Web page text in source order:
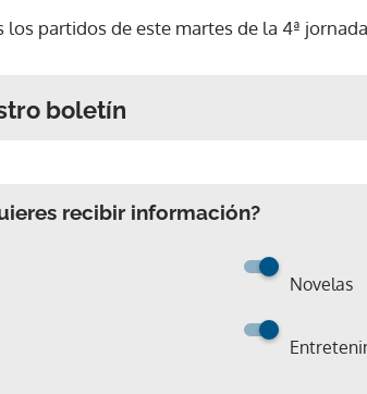
partidos de este martes de la 4ª
boletín
recibir información?
Novelas